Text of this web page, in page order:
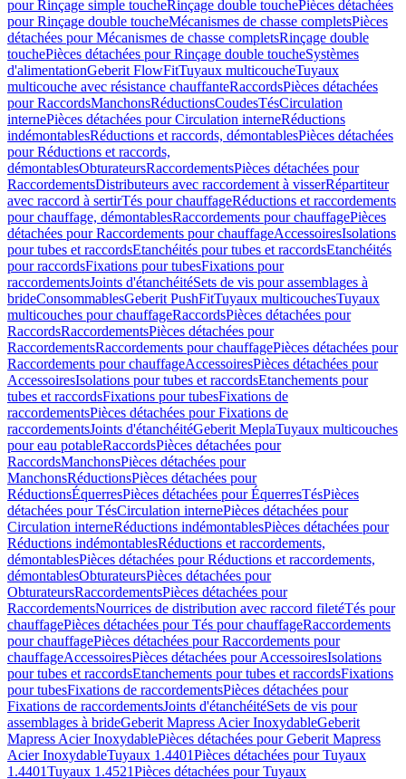
pour Rinçage simple toucheRinçage double touchePièces détachées
pour Rinçage double toucheMécanismes de chasse completsPièces
détachées pour Mécanismes de chasse completsRinçage double
touchePièces détachées pour Rinçage double toucheSystèmes
d'alimentationGeberit FlowFitTuyaux multicoucheTuyaux
multicouche avec résistance chauffanteRaccordsPièces détachées
pour RaccordsManchonsRéductionsCoudesTésCirculation
internePièces détachées pour Circulation interneRéductions
indémontablesRéductions et raccords, démontablesPièces détachées
pour Réductions et raccords,
démontablesObturateursRaccordementsPièces détachées pour
RaccordementsDistributeurs avec raccordement à visserRépartiteur
avec raccord à sertirTés pour chauffageRéductions et raccordements
pour chauffage, démontablesRaccordements pour chauffagePièces
détachées pour Raccordements pour chauffageAccessoiresIsolations
pour tubes et raccordsEtanchéités pour tubes et raccordsEtanchéités
pour raccordsFixations pour tubesFixations pour
raccordementsJoints d'étanchéitéSets de vis pour assemblages à
brideConsommablesGeberit PushFitTuyaux multicouchesTuyaux
multicouches pour chauffageRaccordsPièces détachées pour
RaccordsRaccordementsPièces détachées pour
RaccordementsRaccordements pour chauffagePièces détachées pour
Raccordements pour chauffageAccessoiresPièces détachées pour
AccessoiresIsolations pour tubes et raccordsEtanchements pour
tubes et raccordsFixations pour tubesFixations de
raccordementsPièces détachées pour Fixations de
raccordementsJoints d'étanchéitéGeberit MeplaTuyaux multicouches
pour eau potableRaccordsPièces détachées pour
RaccordsManchonsPièces détachées pour
ManchonsRéductionsPièces détachées pour
RéductionsÉquerresPièces détachées pour ÉquerresTésPièces
détachées pour TésCirculation internePièces détachées pour
Circulation interneRéductions indémontablesPièces détachées pour
Réductions indémontablesRéductions et raccordements,
démontablesPièces détachées pour Réductions et raccordements,
démontablesObturateursPièces détachées pour
ObturateursRaccordementsPièces détachées pour
RaccordementsNourrices de distribution avec raccord filetéTés pour
chauffagePièces détachées pour Tés pour chauffageRaccordements
pour chauffagePièces détachées pour Raccordements pour
chauffageAccessoiresPièces détachées pour AccessoiresIsolations
pour tubes et raccordsEtanchements pour tubes et raccordsFixations
pour tubesFixations de raccordementsPièces détachées pour
Fixations de raccordementsJoints d'étanchéitéSets de vis pour
assemblages à brideGeberit Mapress Acier InoxydableGeberit
Mapress Acier InoxydablePièces détachées pour Geberit Mapress
Acier InoxydableTuyaux 1.4401Pièces détachées pour Tuyaux
1.4401Tuyaux 1.4521Pièces détachées pour Tuyaux